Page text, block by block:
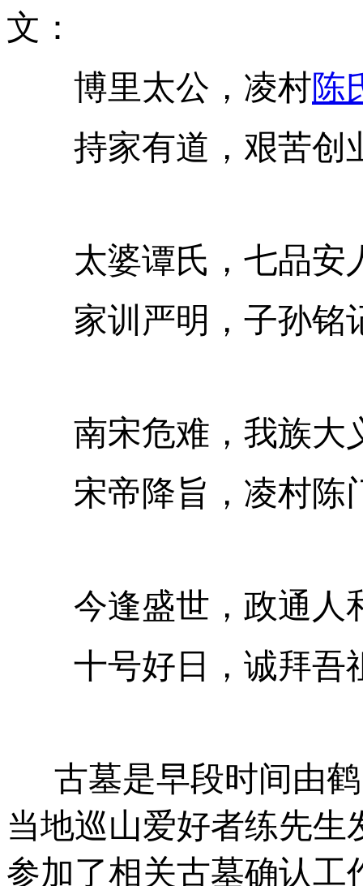
文：
博里太公，凌村陈
持家有道，艰苦创
太婆谭氏，七品安
家训严明，子孙铭
南宋危难，我族大
宋帝降旨，凌村陈
今逢盛世，政通人
十号好日，诚拜吾
古墓是早段时间由
当地巡山爱好者练先
参加了相关古墓确认工